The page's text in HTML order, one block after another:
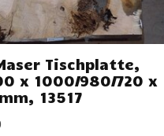
Tischplatte,
x 1000/980/720 x
13517